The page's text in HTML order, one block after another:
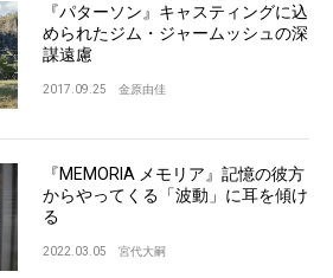
『パターソン』キャスティングに込
められたジム・ジャームッシュの深
謀遠慮
2017.09.25 金原由佳
『MEMORIA メモリア』記憶の彼方
からやってくる「波動」に耳を傾け
る
2022.03.05 宮代大嗣